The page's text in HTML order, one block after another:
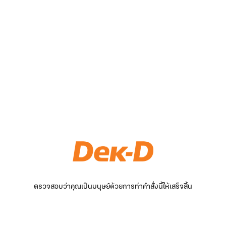
ตรวจสอบว่าคุณเป็นมนุษย์ด้วยการทำคำสั่งนี้ให้เสร็จสิ้น